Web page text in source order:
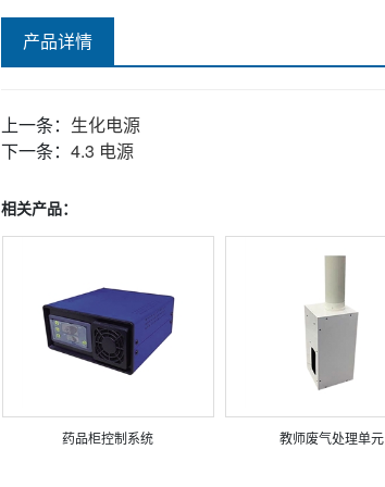
产品详情
上一条： 生化电源
下一条： 4.3 电源
相关产品：
药品柜控制系统 教师废气处理单元